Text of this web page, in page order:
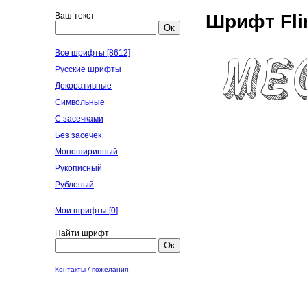
Ваш текст
Ок
Все шрифты [8612]
Русские шрифты
Декоративные
Символьные
С засечками
Без засечек
Моноширинный
Рукописный
Рубленый
Мои шрифты [0]
Найти шрифт
Ок
Контакты / пожелания
Шрифт